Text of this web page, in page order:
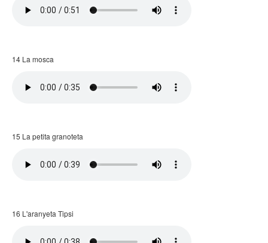
14 La mosca
15 La petita granoteta
16 L'aranyeta Tipsi